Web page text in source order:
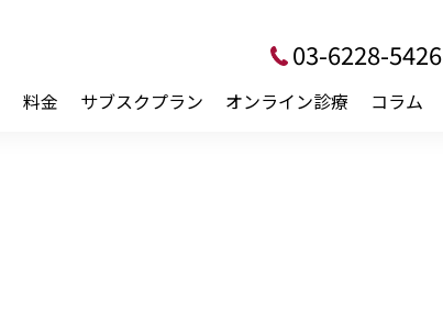
料金 サブスクプラン オンライン診療 コラム
03-6228-5426